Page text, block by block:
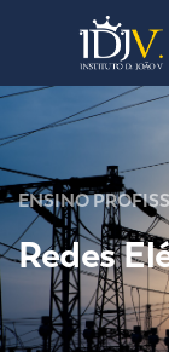
ENSINO
Redes